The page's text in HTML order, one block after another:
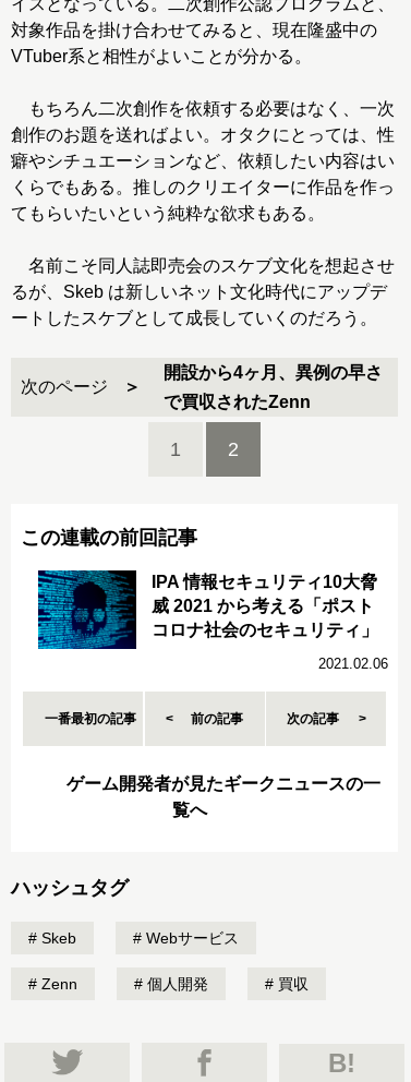
イスとなっている。二次創作公認プログラムと、
対象作品を掛け合わせてみると、現在隆盛中の
VTuber系と相性がよいことが分かる。
もちろん二次創作を依頼する必要はなく、一次
創作のお題を送ればよい。オタクにとっては、性
癖やシチュエーションなど、依頼したい内容はい
くらでもある。推しのクリエイターに作品を作っ
てもらいたいという純粋な欲求もある。
名前こそ同人誌即売会のスケブ文化を想起させ
るが、Skeb は新しいネット文化時代にアップデ
ートしたスケブとして成長していくのだろう。
次のページ
開設から4ヶ月、異例の早さ
で買収されたZenn
1 2
この連載の前回記事
IPA 情報セキュリティ10大脅
威 2021 から考える「ポスト
コロナ社会のセキュリティ」
2021.02.06
一番最初の記事 前の記事 次の記事
ゲーム開発者が見たギークニュースの一
覧へ
ハッシュタグ
Skeb Webサービス
Zenn 個人開発 買収
B!